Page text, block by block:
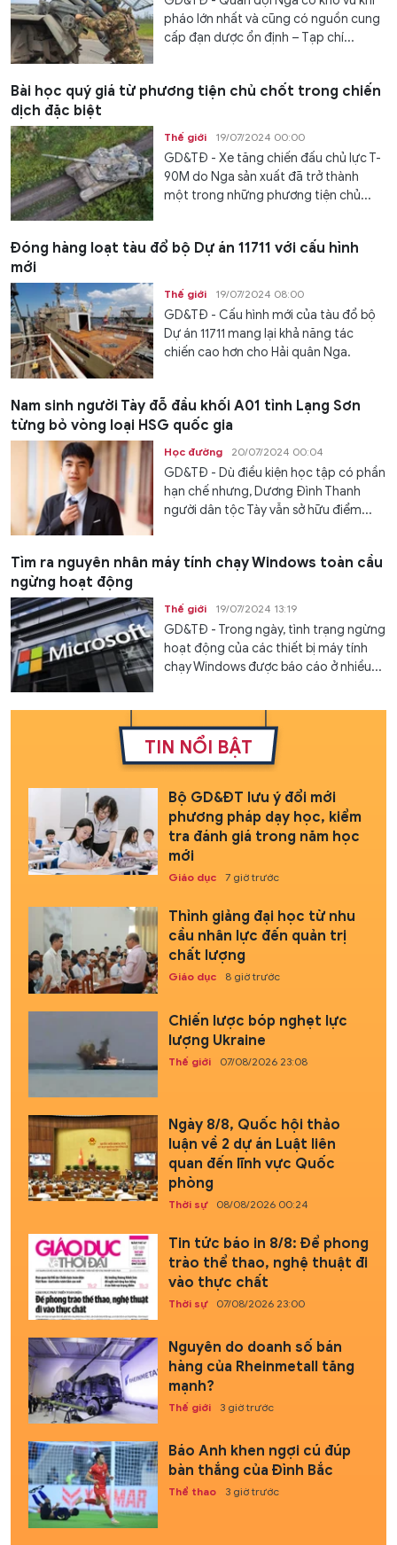
pháo lớn nhất và cũng có nguồn cung
cấp đạn dược ổn định – Tạp chí...
Bài học quý giá từ phương tiện chủ chốt trong chiến
dịch đặc biệt
Thế giới 19/07/2024 00:00
GD&TĐ - Xe tăng chiến đấu chủ lực T-
90M do Nga sản xuất đã trở thành
một trong những phương tiện chủ...
Đóng hàng loạt tàu đổ bộ Dự án 11711 với cấu hình
mới
Thế giới 19/07/2024 08:00
GD&TĐ - Cấu hình mới của tàu đổ bộ
Dự án 11711 mang lại khả năng tác
chiến cao hơn cho Hải quân Nga.
Nam sinh người Tày đỗ đầu khối A01 tỉnh Lạng Sơn
từng bỏ vòng loại HSG quốc gia
Học đường 20/07/2024 00:04
GD&TĐ - Dù điều kiện học tập có phần
hạn chế nhưng, Dương Đình Thanh
người dân tộc Tày vẫn sở hữu điểm...
Tìm ra nguyên nhân máy tính chạy Windows toàn cầu
ngừng hoạt động
Thế giới 19/07/2024 13:19
GD&TĐ - Trong ngày, tình trạng ngừng
hoạt động của các thiết bị máy tính
chạy Windows được báo cáo ở nhiều...
TIN NỔI BẬT
Bộ GD&ĐT lưu ý đổi mới
phương pháp dạy học, kiểm
tra đánh giá trong năm học
mới
Giáo dục 7 giờ trước
Thỉnh giảng đại học từ nhu
cầu nhân lực đến quản trị
chất lượng
Giáo dục 8 giờ trước
Chiến lược bóp nghẹt lực
lượng Ukraine
Thế giới 07/08/2026 23:08
Ngày 8/8, Quốc hội thảo
luận về 2 dự án Luật liên
quan đến lĩnh vực Quốc
phòng
Thời sự 08/08/2026 00:24
Tin tức báo in 8/8: Để phong
trào thể thao, nghệ thuật đi
vào thực chất
Thời sự 07/08/2026 23:00
Nguyên do doanh số bán
hàng của Rheinmetall tăng
mạnh?
Thế giới 3 giờ trước
Báo Anh khen ngợi cú đúp
bàn thắng của Đình Bắc
Thể thao 3 giờ trước